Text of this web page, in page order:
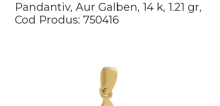
Bratari
Pandantiv, Aur Galben, 14 k, 1.21 gr,
Cod Produs: 750416